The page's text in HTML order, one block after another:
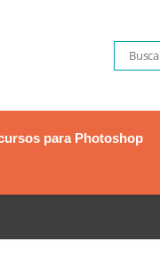
para Photoshop